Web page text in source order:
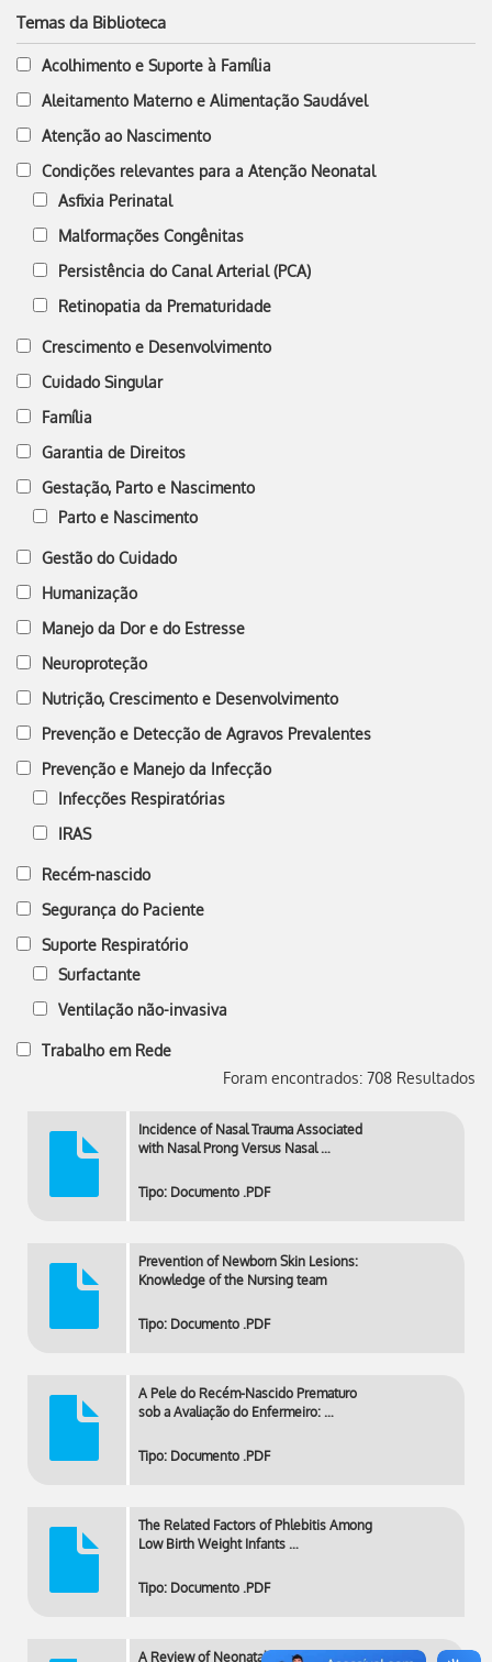
Temas da Biblioteca
Acolhimento e Suporte à Família
Aleitamento Materno e Alimentação Saudável
Atenção ao Nascimento
Condições relevantes para a Atenção Neonatal
Asfixia Perinatal
Malformações Congênitas
Persistência do Canal Arterial (PCA)
Retinopatia da Prematuridade
Crescimento e Desenvolvimento
Cuidado Singular
Família
Garantia de Direitos
Gestação, Parto e Nascimento
Parto e Nascimento
Gestão do Cuidado
Humanização
Manejo da Dor e do Estresse
Neuroproteção
Nutrição, Crescimento e Desenvolvimento
Prevenção e Detecção de Agravos Prevalentes
Prevenção e Manejo da Infecção
Infecções Respiratórias
IRAS
Recém-nascido
Segurança do Paciente
Suporte Respiratório
Surfactante
Ventilação não-invasiva
Trabalho em Rede
Foram encontrados: 708 Resultados
Incidence of Nasal Trauma Associated
with Nasal Prong Versus Nasal …
Tipo: Documento .PDF
Prevention of Newborn Skin Lesions:
Knowledge of the Nursing team
Tipo: Documento .PDF
A Pele do Recém-Nascido Prematuro
sob a Avaliação do Enfermeiro: …
Tipo: Documento .PDF
The Related Factors of Phlebitis Among
Low Birth Weight Infants …
Tipo: Documento .PDF
A Review of Neonatal Peripherally